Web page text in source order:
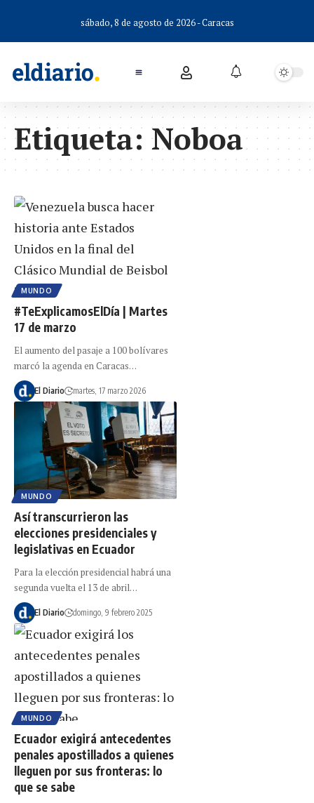
sábado, 8 de agosto de 2026 - Caracas
Etiqueta: Noboa
MUNDO
#TeExplicamosElDía | Martes
17 de marzo
El aumento del pasaje a 100 bolívares
marcó la agenda en Caracas…
El Diario martes, 17 marzo 2026
MUNDO
Así transcurrieron las
elecciones presidenciales y
legislativas en Ecuador
Para la elección presidencial habrá una
segunda vuelta el 13 de abril…
El Diario domingo, 9 febrero 2025
MUNDO
Ecuador exigirá antecedentes
penales apostillados a quienes
lleguen por sus fronteras: lo
que se sabe